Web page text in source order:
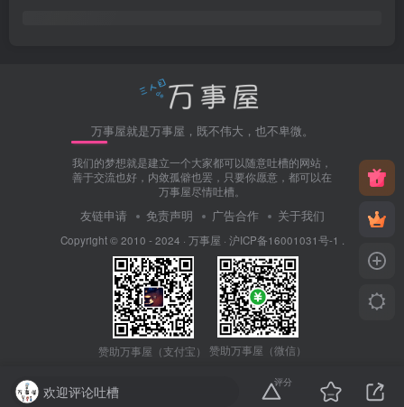
万事屋就是万事屋，既不伟大，也不卑微。
我们的梦想就是建立一个大家都可以随意吐槽的网站，
善于交流也好，内敛孤僻也罢，只要你愿意，都可以在
万事屋尽情吐槽。
友链申请 免责声明 广告合作 关于我们
Copyright © 2010 - 2024 · 万事屋 · 沪ICP备16001031号-1 .
赞助万事屋（支付宝） 赞助万事屋（微信）
欢迎评论吐槽
评分